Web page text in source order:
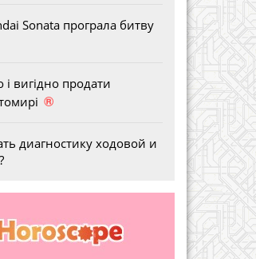
Sonata програла битву
вигідно продати
®
диагностику ходовой и